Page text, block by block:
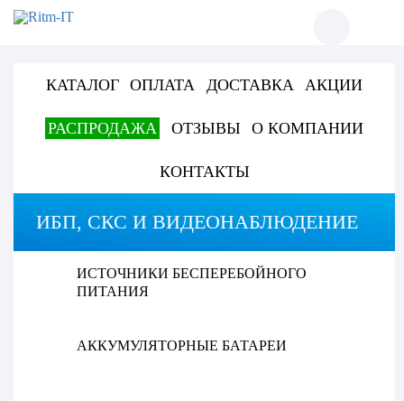
КАТАЛОГ ОПЛАТА ДОСТАВКА АКЦИИ
РАСПРОДАЖА ОТЗЫВЫ О КОМПАНИИ
КОНТАКТЫ
ИБП, СКС И ВИДЕОНАБЛЮДЕНИЕ
ИСТОЧНИКИ БЕСПЕРЕБОЙНОГО
ПИТАНИЯ
АККУМУЛЯТОРНЫЕ БАТАРЕИ